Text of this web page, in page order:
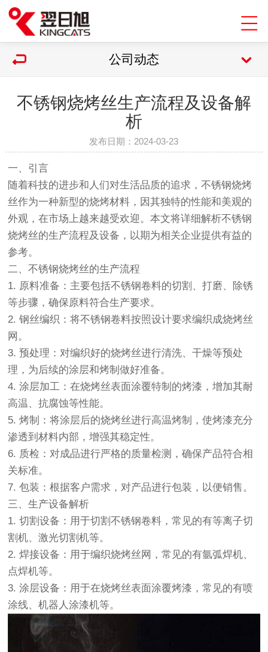
公司动态
不锈钢烧烤丝生产流程及设备解
析
发布日期：2024-03-23
一、引言
随着科技的进步和人们对生活品质的追求，不锈钢烧烤
丝作为一种新型的烧烤材料，因其独特的性能和美观的
外观，在市场上越来越受欢迎。本文将详细解析不锈钢
烧烤丝的生产流程及设备，以期为相关企业提供有益的
参考。
二、不锈钢烧烤丝的生产流程
1. 原料准备：主要包括不锈钢卷料的切割、打磨、除锈
等步骤，确保原料符合生产要求。
2. 钢丝编织：将不锈钢卷料按照设计要求编织成烧烤丝
网。
3. 预处理：对编织好的烧烤丝进行清洗、干燥等预处
理，为后续的涂层和烤制做好准备。
4. 涂层加工：在烧烤丝表面涂覆特制的烤漆，增加其耐
高温、抗腐蚀等性能。
5. 烤制：将涂层后的烧烤丝进行高温烤制，使烤漆充分
渗透到材料内部，增强其稳定性。
6. 质检：对成品进行严格的质量检测，确保产品符合相
关标准。
7. 包装：根据客户需求，对产品进行包装，以便销售。
三、生产设备解析
1. 切割设备：用于切割不锈钢卷料，常见的有等离子切
割机、激光切割机等。
2. 焊接设备：用于编织烧烤丝网，常见的有氩弧焊机、
点焊机等。
3. 涂层设备：用于在烧烤丝表面涂覆烤漆，常见的有喷
涂线、机器人涂漆机等。